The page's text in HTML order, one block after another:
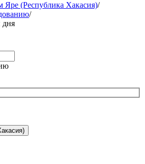
Яре (Республика Хакасия)/
/
дня